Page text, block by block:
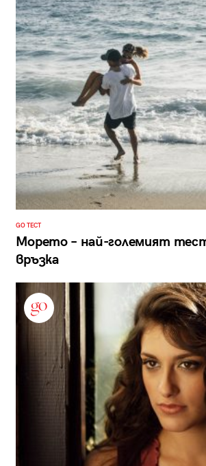
GO ТЕСТ
Морето – най-големият
връзка